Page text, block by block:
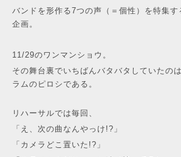
バンドを形作る7つの声（＝個性）を特集す
企画。
11/29のワンマンショウ。
その舞台裏でいちばんバタバタしていた
ラムのピロシである。
リハーサルでは毎回、
「え、次の曲なんやっけ!?」
「カメラどこ置いた!?」